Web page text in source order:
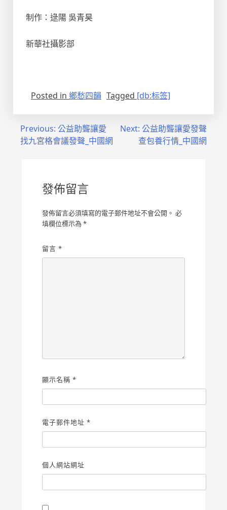
制作：逯陽 吳青昊
新華社攝影部
Posted in 鄉愁四韻 Tagged [db:标签]
Previous: 公益助聾讓愛
找九宮格會議發聲_中國網
Next: 公益助聾讓愛發聲
查包養行情_中國網
發佈留言
發佈留言必須填寫的電子郵件地址不會公開。 必
填欄位標示為 *
留言 *
顯示名稱 *
電子郵件地址 *
個人網站網址